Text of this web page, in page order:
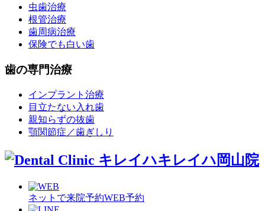
虫歯治療
根管治療
歯周病治療
保険でも白い歯
歯の専門治療
インプラント治療
目立たない入れ歯
親知らずの抜歯
顎関節症／歯ぎしり
キレイハ岡山院
ネットで来院予約WEB予約